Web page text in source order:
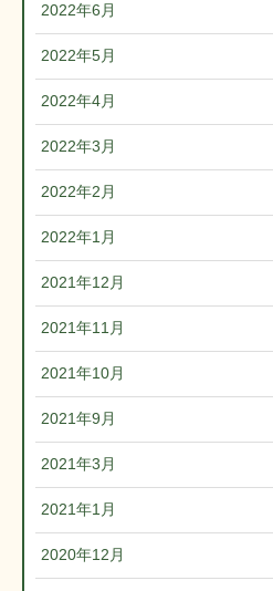
2022年6月
2022年5月
2022年4月
2022年3月
2022年2月
2022年1月
2021年12月
2021年11月
2021年10月
2021年9月
2021年3月
2021年1月
2020年12月